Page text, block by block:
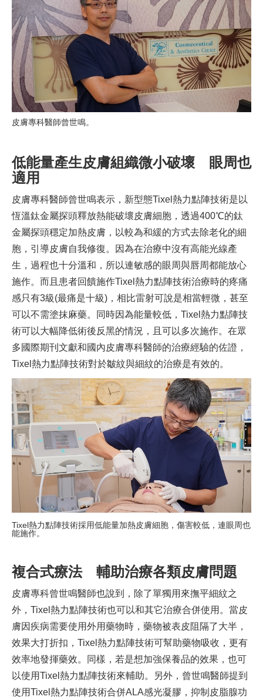
皮膚專科醫師曾世鳴。
低能量產生皮膚組織微小破壞 眼周也
適用
皮膚專科醫師曾世鳴表示，新型態Tixel熱力點陣技術是以
恆溫鈦金屬探頭釋放熱能破壞皮膚細胞，透過400℃的鈦
金屬探頭穩定加熱皮膚，以較為和緩的方式去除老化的細
胞，引導皮膚自我修復。因為在治療中沒有高能光線產
生，過程也十分溫和，所以連敏感的眼周與唇周都能放心
施作。而且患者回饋施作Tixel熱力點陣技術治療時的疼痛
感只有3級(最痛是十級)，相比雷射可說是相當輕微，甚至
可以不需塗抹麻藥。同時因為能量較低，Tixel熱力點陣技
術可以大幅降低術後反黑的情況，且可以多次施作。在眾
多國際期刊文獻和國內皮膚專科醫師的治療經驗的佐證，
Tixel熱力點陣技術對於皺紋與細紋的治療是有效的。
Tixel熱力點陣技術採用低能量加熱皮膚細胞，傷害較低，連眼周也
能施作。
複合式療法 輔助治療各類皮膚問題
皮膚專科曾世鳴醫師也說到，除了單獨用來撫平細紋之
外，Tixel熱力點陣技術也可以和其它治療合併使用。當皮
膚因疾病需要使用外用藥物時，藥物被表皮阻隔了大半，
效果大打折扣，Tixel熱力點陣技術可幫助藥物吸收，更有
效率地發揮藥效。同樣，若是想加強保養品的效果，也可
以使用Tixel熱力點陣技術來輔助。另外，曾世鳴醫師提到
使用Tixel熱力點陣技術合併ALA感光凝膠，抑制皮脂腺功